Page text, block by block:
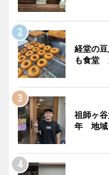
経堂の
も食堂
祖師ヶ
年 地域